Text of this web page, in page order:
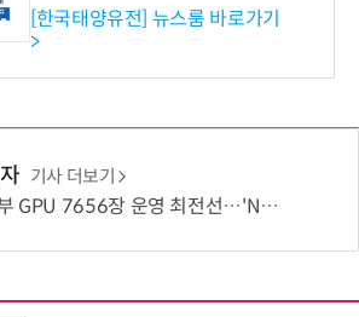
협력 강화
[한국태양유전] 뉴스룸 바로가기
>
기사 더보기
7656장 운영 최전선…'NHN 팩토리X' 가보니